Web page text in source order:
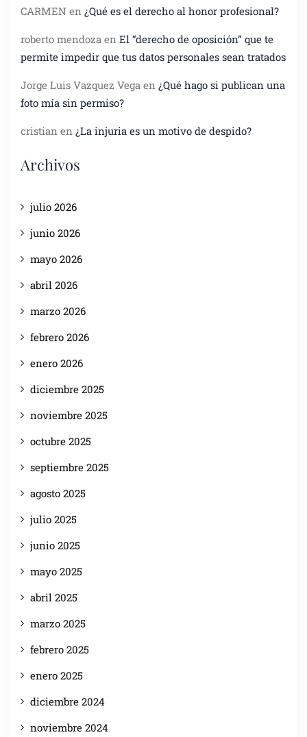
CARMEN en ¿Qué es el derecho al honor profesional?
roberto mendoza en El “derecho de oposición” que te
permite impedir que tus datos personales sean tratados
Jorge Luis Vazquez Vega en ¿Qué hago si publican una
foto mía sin permiso?
cristian en ¿La injuria es un motivo de despido?
Archivos
julio 2026
junio 2026
mayo 2026
abril 2026
marzo 2026
febrero 2026
enero 2026
diciembre 2025
noviembre 2025
octubre 2025
septiembre 2025
agosto 2025
julio 2025
junio 2025
mayo 2025
abril 2025
marzo 2025
febrero 2025
enero 2025
diciembre 2024
noviembre 2024